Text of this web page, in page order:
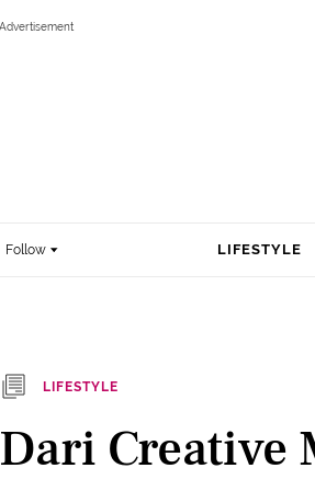
Follow LIFESTYLE
LIFESTYLE
Dari Creative